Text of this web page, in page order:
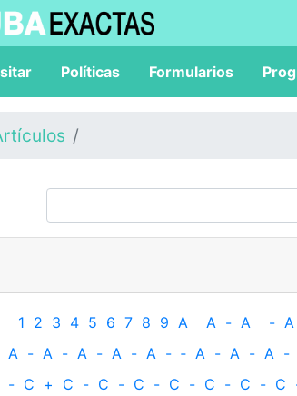
Políticas Formularios
1 2 3 4 5 6 7 8 9 A A - A - A
A - A - A - A - A - ‐ A - A - A -
- C + C - C - C - C - C - C - C